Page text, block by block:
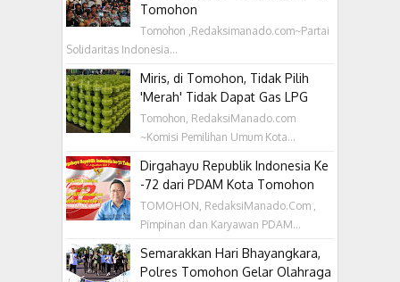
Tomohon
Tomohon ,Redaksimanado.com~Partai
Solidaritas Indonesia...
Miris, di Tomohon, Tidak Pilih
'Merah' Tidak Dapat Gas LPG
Tomohon, RedaksiManado.com
~Komisi Pemilihan Umum Kota...
Dirgahayu Republik Indonesia Ke
-72 dari PDAM Kota Tomohon
TOMOHON, RedaksiManado.Com ,
Pimpinan dan Karyawan PDAM...
Semarakkan Hari Bhayangkara,
Polres Tomohon Gelar Olahraga